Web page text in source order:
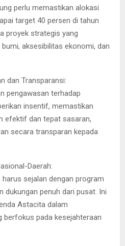
perlu memastikan alokasi
target 40 persen di tahun
proyek strategis yang
aksesibilitas ekonomi, dan
dan Transparansi:
pengawasan terhadap
insentif, memastikan
efektif dan tepat sasaran,
secara transparan kepada
Daerah:
sejalan dengan program
dukungan penuh dari pusat. Ini
Astacita dalam
berfokus pada kesejahteraan